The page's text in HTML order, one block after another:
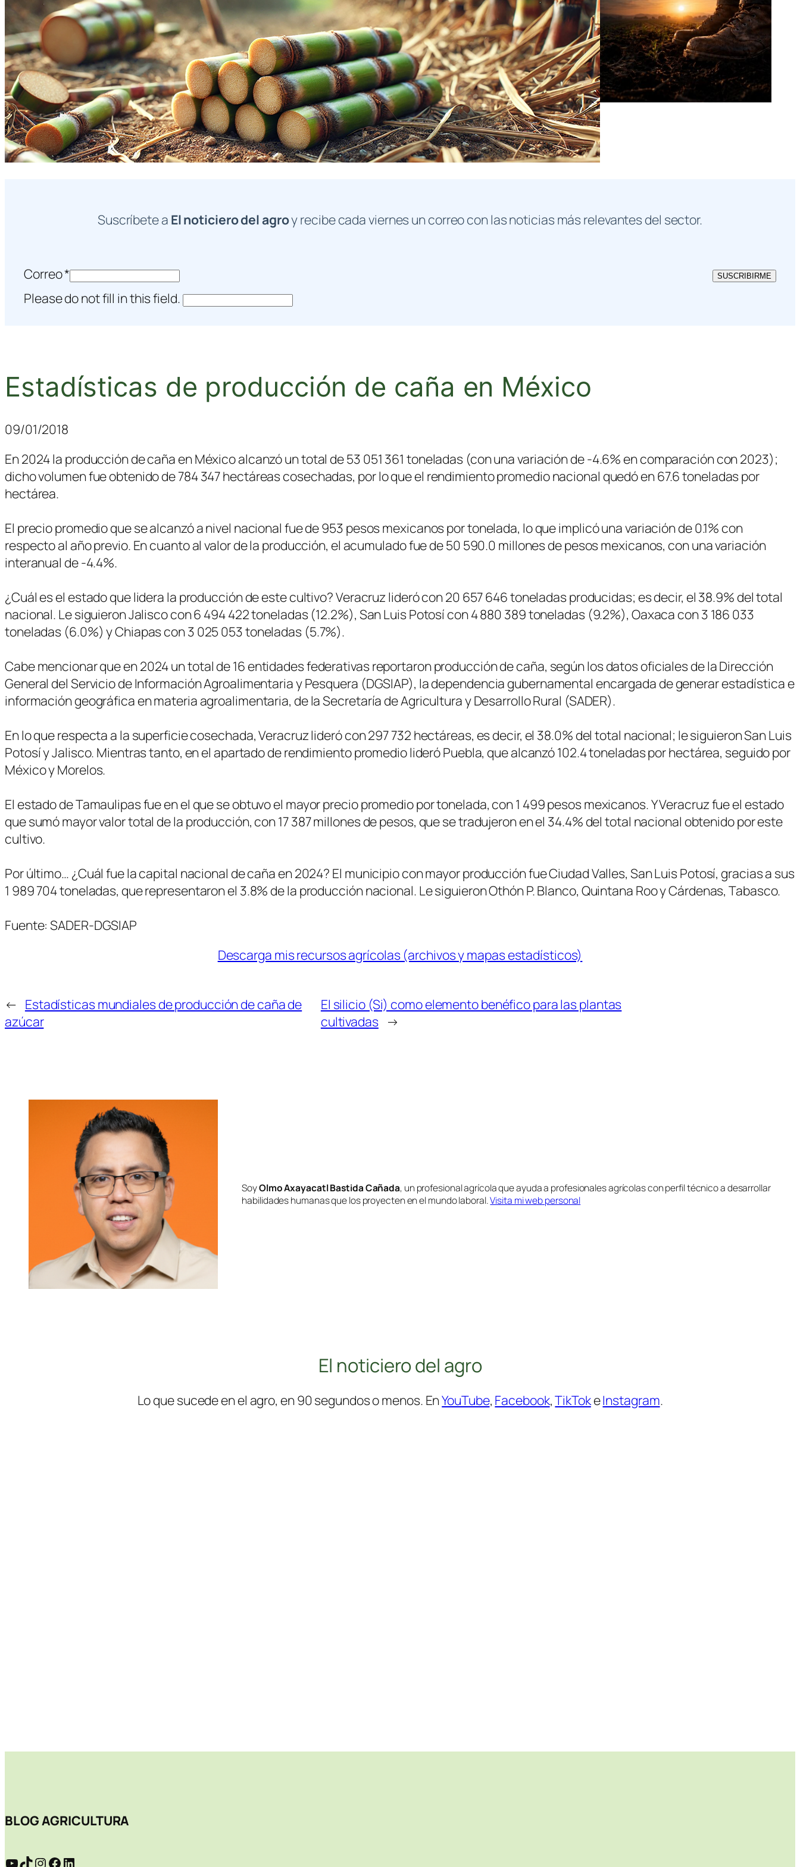
Suscríbete a El noticiero del agroy recibe cada viernes un correo con las noticias más relevantes del sector.
Correo* SUSCRIBIRME
Please do not fill in this field.
Estadísticas de producción de caña en México
09/01/2018
En 2024 la producción de caña en México alcanzó un total de 53 051 361 toneladas (con una variación de -4.6% en comparación con 2023);
dicho volumen fue obtenido de 784 347 hectáreas cosechadas, por lo que el rendimiento promedio nacional quedó en 67.6 toneladas por
hectárea.
El precio promedio que se alcanzó a nivel nacional fue de 953 pesos mexicanos por tonelada, lo que implicó una variación de 0.1% con
respecto al año previo. En cuanto al valor de la producción, el acumulado fue de 50 590.0 millones de pesos mexicanos, con una variación
interanual de -4.4%.
¿Cuál es el estado que lidera la producción de este cultivo? Veracruz lideró con 20 657 646 toneladas producidas; es decir, el 38.9% del total
nacional. Le siguieron Jalisco con 6 494 422 toneladas (12.2%), San Luis Potosí con 4 880 389 toneladas (9.2%), Oaxaca con 3 186 033
toneladas (6.0%) y Chiapas con 3 025 053 toneladas (5.7%).
Cabe mencionar que en 2024 un total de 16 entidades federativas reportaron producción de caña, según los datos oficiales de la Dirección
General del Servicio de Información Agroalimentaria y Pesquera (DGSIAP), la dependencia gubernamental encargada de generar estadística e
información geográfica en materia agroalimentaria, de la Secretaría de Agricultura y Desarrollo Rural (SADER).
En lo que respecta a la superficie cosechada, Veracruz lideró con 297 732 hectáreas, es decir, el 38.0% del total nacional; le siguieron San Luis
Potosí y Jalisco. Mientras tanto, en el apartado de rendimiento promedio lideró Puebla, que alcanzó 102.4 toneladas por hectárea, seguido por
México y Morelos.
El estado de Tamaulipas fue en el que se obtuvo el mayor precio promedio por tonelada, con 1 499 pesos mexicanos. Y Veracruz fue el estado
que sumó mayor valor total de la producción, con 17 387 millones de pesos, que se tradujeron en el 34.4% del total nacional obtenido por este
cultivo.
Por último… ¿Cuál fue la capital nacional de caña en 2024? El municipio con mayor producción fue Ciudad Valles, San Luis Potosí, gracias a sus
1 989 704 toneladas, que representaron el 3.8% de la producción nacional. Le siguieron Othón P. Blanco, Quintana Roo y Cárdenas, Tabasco.
Fuente: SADER-DGSIAP
Descarga mis recursos agrícolas (archivos y mapas estadísticos)
← Estadísticas mundiales de producción de caña de
azúcar
El silicio (Si) como elemento benéfico para las plantas
cultivadas →
SoyOlmo Axayacatl Bastida Cañada, un profesional agrícola que ayuda a profesionales agrícolas con perfil técnico a desarrollar
habilidades humanas que los proyecten en el mundo laboral.Visita mi web personal
El noticiero del agro
Lo que sucede en el agro, en 90 segundos o menos. EnYouTube, Facebook,TikTokeInstagram.
BLOG AGRICULTURA
YouTube
TikTok
Instagram
Facebook
LinkedIn